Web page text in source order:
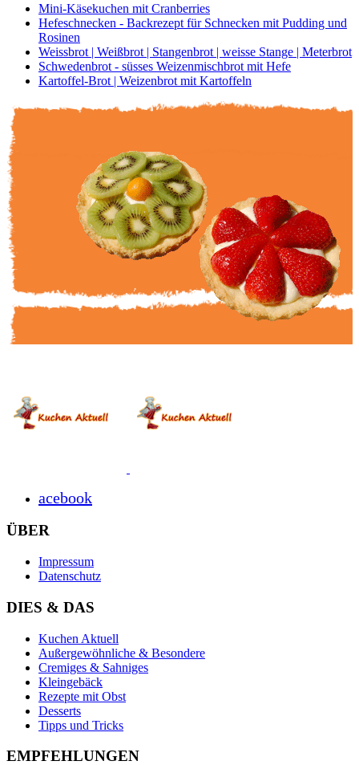
Mini-Käsekuchen mit Cranberries
Hefeschnecken - Backrezept für Schnecken mit Pudding und
Rosinen
Weissbrot | Weißbrot | Stangenbrot | weisse Stange | Meterbrot
Schwedenbrot - süsses Weizenmischbrot mit Hefe
Kartoffel-Brot | Weizenbrot mit Kartoffeln
acebook
ÜBER
Impressum
Datenschutz
DIES & DAS
Kuchen Aktuell
Außergewöhnliche & Besondere
Cremiges & Sahniges
Kleingebäck
Rezepte mit Obst
Desserts
Tipps und Tricks
EMPFEHLUNGEN